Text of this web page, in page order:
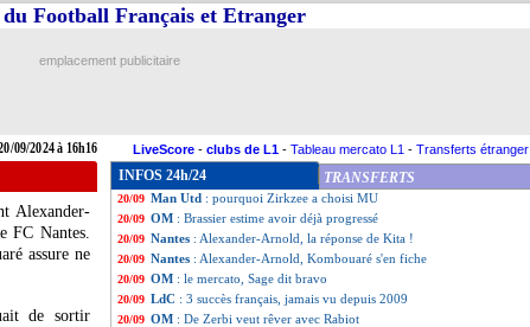
09/2024 à 16h16
Football Français et Etranger
emplacement publicitaire
LiveScore - clubs de L1 - Tableau mercato L1 - Transferts étranger
Alexander-
FC Nantes.
assure ne
de sortir
INFOS 24h/24 TRANSFERTS
20/09 Lyon: Caqueret juge son début de saison
20/09 Naples
20/09 Man Utd : le métier de coach manque à Ferguson
20/09 OM: Veretout revient sur sa fin d'aventure
20/09 Man Utd : pourquoi Zirkzee a choisi MU
20/09 OM : Brassier estime avoir déjà progressé
20/09 Nantes : Alexander-Arnold, la réponse de Kita !
20/09 Nantes : Alexander-Arnold, Kombouaré s'en fiche
20/09 OM : le mercato, Sage dit bravo
20/09 LdC : 3 succès français, jamais vu depuis 2009
20/09 OM : De Zerbi veut rêver avec Rabiot